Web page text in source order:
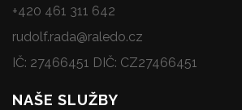
+420 461 311 642
rudolf.rada@raledo.cz
IČ: 27466451 DIČ: CZ27466451
NAŠE SLUŽBY